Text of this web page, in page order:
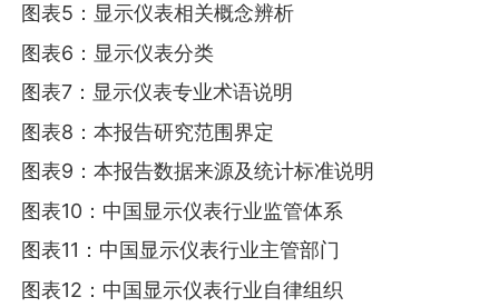
图表5：显示仪表相关概念辨析
图表6：显示仪表分类
图表7：显示仪表专业术语说明
图表8：本报告研究范围界定
图表9：本报告数据来源及统计标准说明
图表10：中国显示仪表行业监管体系
图表11：中国显示仪表行业主管部门
图表12：中国显示仪表行业自律组织